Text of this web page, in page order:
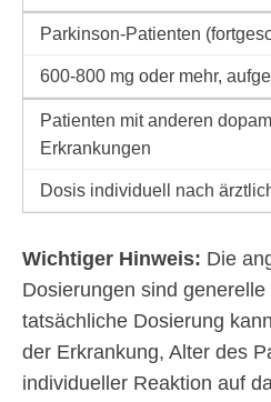
Parkinson-Patienten
600-800 mg oder mehr,
Patienten mit anderen
Erkrankungen
Dosis individuell nach
Wichtiger Hinweis: Die
Dosierungen sind
tatsächliche Dosierung
der Erkrankung, Alter des
individueller Reaktion auf